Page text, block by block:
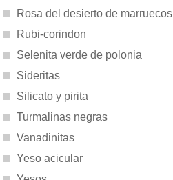
Rosa del desierto de marruecos
Rubi-corindon
Selenita verde de polonia
Sideritas
Silicato y pirita
Turmalinas negras
Vanadinitas
Yeso acicular